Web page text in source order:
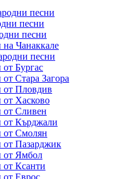
песни
песни
песни
Чанаккале
песни
Бургас
Стара Загора
от Пловдив
Хасково
от Сливен
от Кърджали
от Смолян
Пазарджик
от Ямбол
Ксанти